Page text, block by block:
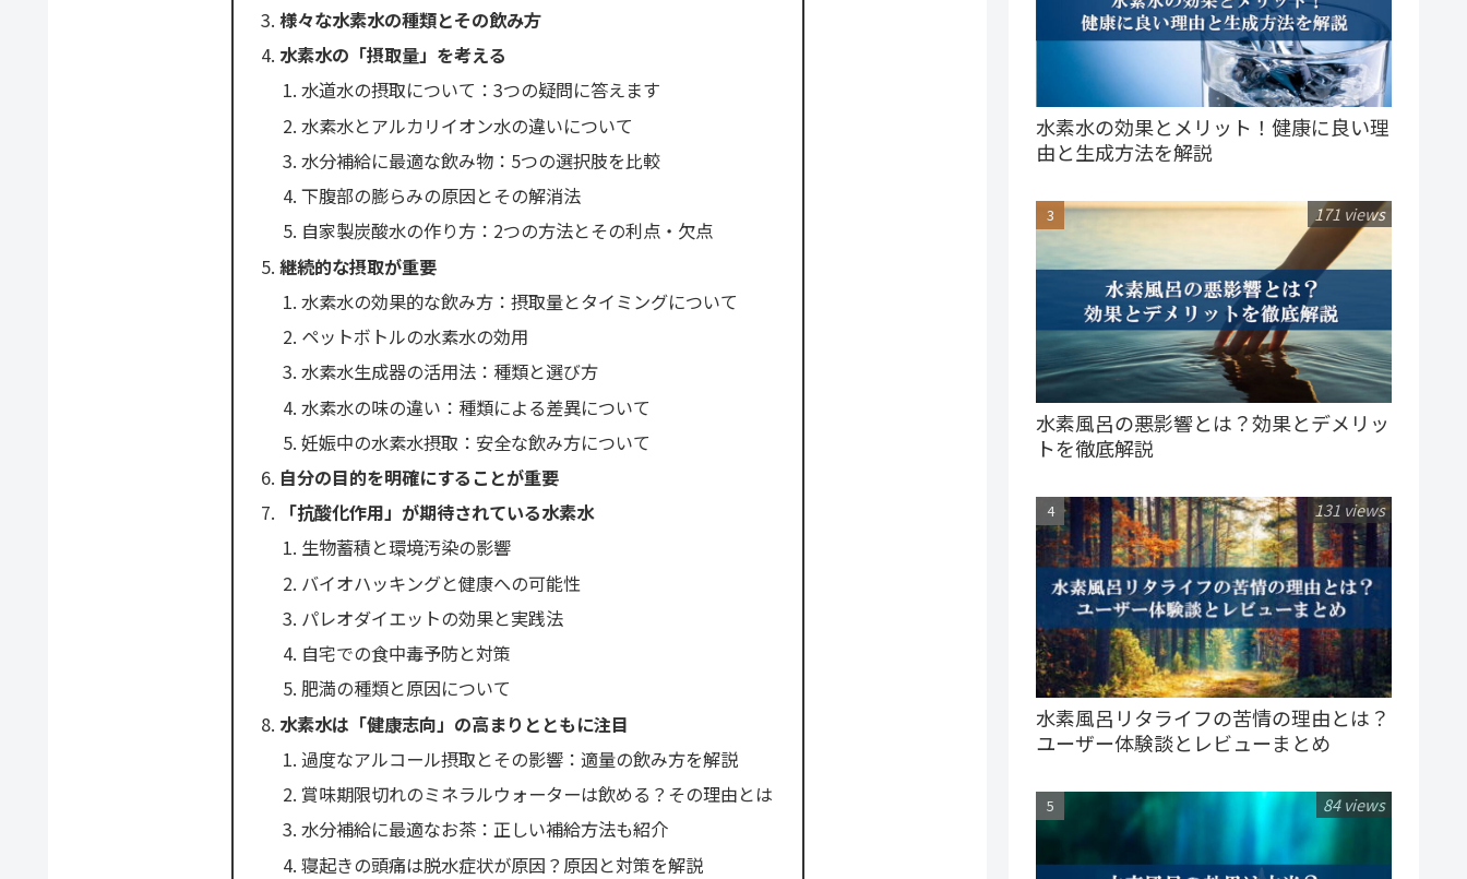
様々な水素水の種類とその飲み方
水素水の「摂取量」を考える
水道水の摂取について：3つの疑問に答えます
水素水とアルカリイオン水の違いについて
水分補給に最適な飲み物：5つの選択肢を比較
下腹部の膨らみの原因とその解消法
自家製炭酸水の作り方：2つの方法とその利点・欠点
継続的な摂取が重要
水素水の効果的な飲み方：摂取量とタイミングについて
ペットボトルの水素水の効用
水素水生成器の活用法：種類と選び方
水素水の味の違い：種類による差異について
妊娠中の水素水摂取：安全な飲み方について
自分の目的を明確にすることが重要
「抗酸化作用」が期待されている水素水
生物蓄積と環境汚染の影響
バイオハッキングと健康への可能性
パレオダイエットの効果と実践法
自宅での食中毒予防と対策
肥満の種類と原因について
水素水は「健康志向」の高まりとともに注目
過度なアルコール摂取とその影響：適量の飲み方を解説
賞味期限切れのミネラルウォーターは飲める？その理由とは
水分補給に最適なお茶：正しい補給方法も紹介
寝起きの頭痛は脱水症状が原因？原因と対策を解説
水素水の効果とメリット！健康に良い理
由と生成方法を解説
水素風呂の悪影響とは？効果とデメリッ
トを徹底解説
171 views
水素風呂リタライフの苦情の理由とは？
ユーザー体験談とレビューまとめ
131 views
84 views